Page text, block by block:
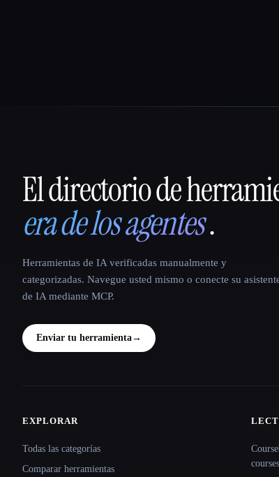
That AI Collection
El directorio de
era de los agentes.
Herramientas de IA verificadas manualmente y
categorizadas. Navegue usted mismo o conecte su
de IA mediante MCP.
Enviar tu herramienta→
Site navigation
EXPLORAR
Todas las categorías
Comparar herramientas